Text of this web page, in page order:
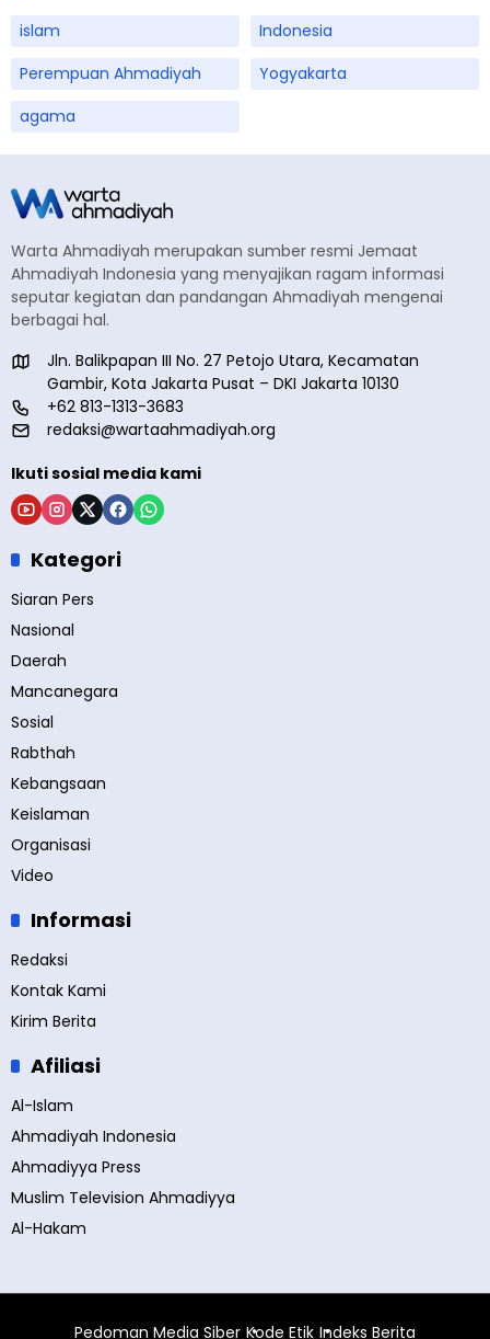
islam
Indonesia
Perempuan Ahmadiyah
Yogyakarta
agama
Warta Ahmadiyah merupakan sumber resmi Jemaat
Ahmadiyah Indonesia yang menyajikan ragam informasi
seputar kegiatan dan pandangan Ahmadiyah mengenai
berbagai hal.
Jln. Balikpapan III No. 27 Petojo Utara, Kecamatan
Gambir, Kota Jakarta Pusat – DKI Jakarta 10130
+62 813-1313-3683
redaksi@wartaahmadiyah.org
Ikuti sosial media kami
Kategori
Siaran Pers
Nasional
Daerah
Mancanegara
Sosial
Rabthah
Kebangsaan
Keislaman
Organisasi
Video
Informasi
Redaksi
Kontak Kami
Kirim Berita
Afiliasi
Al-Islam
Ahmadiyah Indonesia
Ahmadiyya Press
Muslim Television Ahmadiyya
Al-Hakam
Pedoman Media Siber Kode Etik Indeks Berita